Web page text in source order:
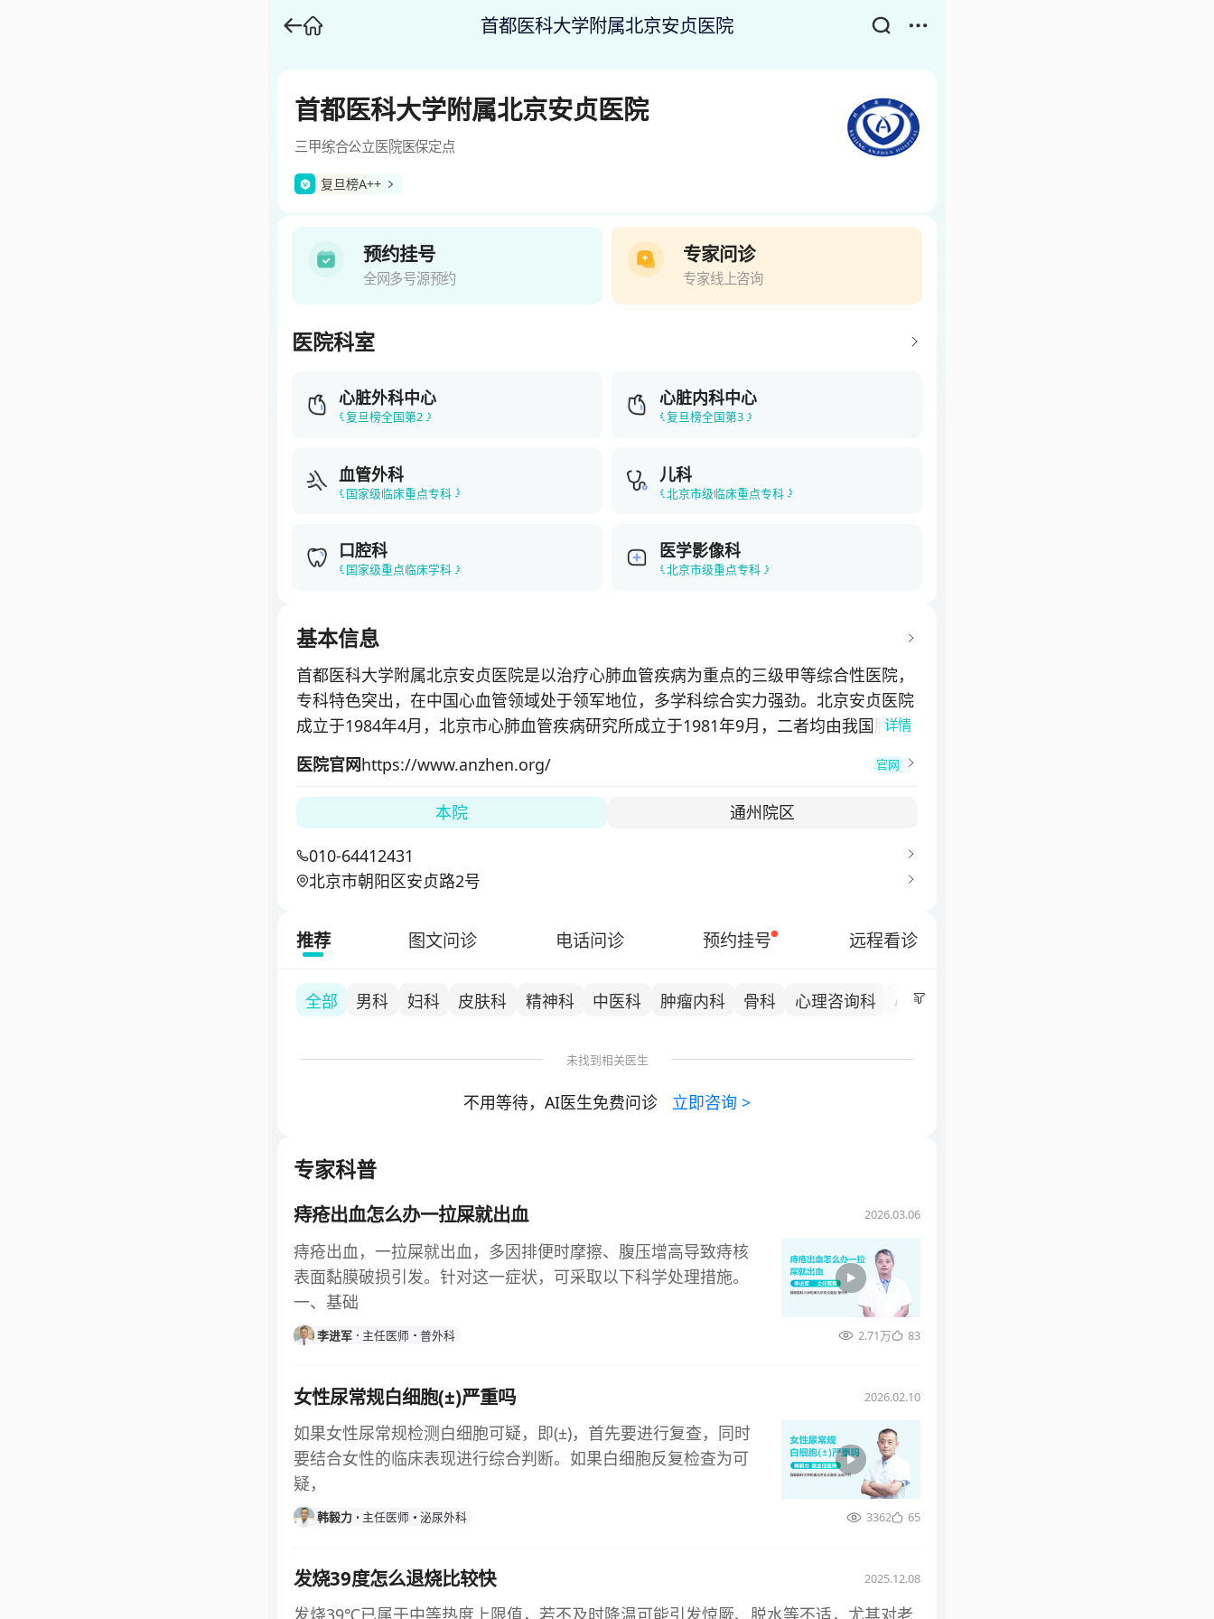
首都医科大学附属北京安贞医院
首都医科大学附属北京安贞医院
三甲综合公立医院医保定点
复旦榜A++
预约挂号
全网多号源预约
专家问诊
专家线上咨询
医院科室
心脏外科中心
复旦榜全国第2
心脏内科中心
复旦榜全国第3
血管外科
国家级临床重点专科
儿科
北京市级临床重点专科
口腔科
国家级重点临床学科
医学影像科
北京市级重点专科
基本信息
首都医科大学附属北京安贞医院是以治疗心肺血管疾病为重点的三级甲等综合性医院，
专科特色突出，在中国心血管领域处于领军地位，多学科综合实力强劲。北京安贞医院
成立于1984年4月，北京市心肺血管疾病研究所成立于1981年9月，二者均由我国胸心
血管外科奠基人吴英恺院士所创立，为一个医疗科研联合体。
北京安贞医院为国家区域医疗中心建设输出医院，是首批国家心血管疾病临床医学研究
中心，拥有符合国际标准(ISBER)的国家和北京市心血管疾病临床样本资源库，是首批
获得器官移植诊疗科目资质的医疗机构之一。近年来，围绕优势学科，不断提升综合实
力，承担中法急救与灾难医学合作中心、北京市危重孕产妇救治中心、北京市体外生命
支持质量控制和改进中心任务，已形成以心血管病学为核心、多学科联合发展的综合学
详情
医院官网https://www.anzhen.org/ 官网
本院
通州院区
010-64412431
北京市朝阳区安贞路2号
推荐 图文问诊 电话问诊 预约挂号 远程看诊
全部 男科 妇科 皮肤科 精神科 中医科 肿瘤内科 骨科 心理咨询科 心血管内科
未找到相关医生
不用等待，AI医生免费问诊 立即咨询 >
专家科普
痔疮出血怎么办一拉屎就出血 2026.03.06
痔疮出血，一拉屎就出血，多因排便时摩擦、腹压增高导致痔核
表面黏膜破损引发。针对这一症状，可采取以下科学处理措施。
一、基础
李进军 主任医师 普外科 2.71万 83
女性尿常规白细胞(±)严重吗 2026.02.10
如果女性尿常规检测白细胞可疑，即(±)，首先要进行复查，同时
要结合女性的临床表现进行综合判断。如果白细胞反复检查为可
疑，
韩毅力 主任医师 泌尿外科 3362 65
发烧39度怎么退烧比较快 2025.12.08